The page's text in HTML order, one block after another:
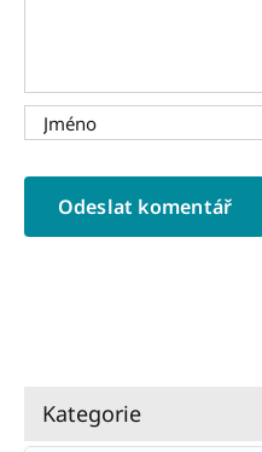
Kategorie